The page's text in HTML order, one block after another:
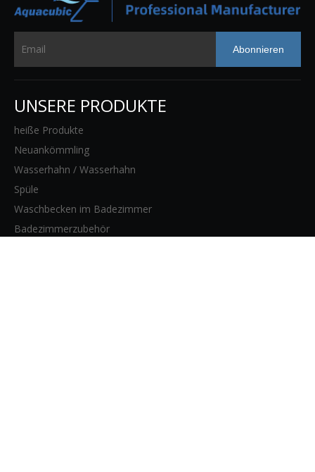
Abonnieren
UNSERE PRODUKTE
heiße Produkte
Neuankömmling
Wasserhahn / Wasserhahn
Spüle
Waschbecken im Badezimmer
Badezimmerzubehör